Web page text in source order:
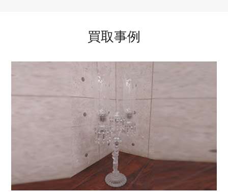
買取事例